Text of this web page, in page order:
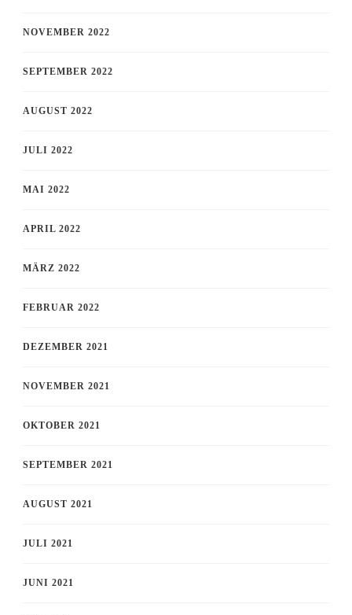
NOVEMBER 2022
SEPTEMBER 2022
AUGUST 2022
JULI 2022
MAI 2022
APRIL 2022
MÄRZ 2022
FEBRUAR 2022
DEZEMBER 2021
NOVEMBER 2021
OKTOBER 2021
SEPTEMBER 2021
AUGUST 2021
JULI 2021
JUNI 2021